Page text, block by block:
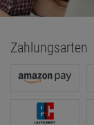
Zahlungsarten